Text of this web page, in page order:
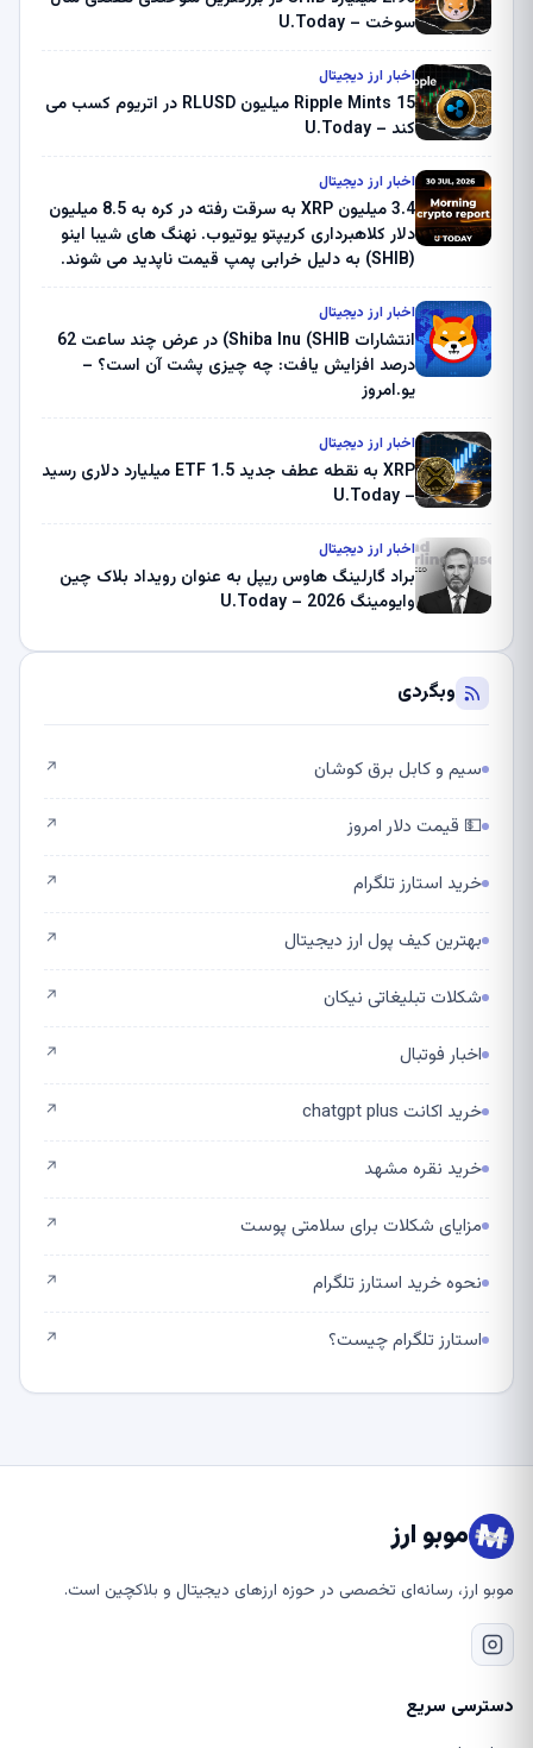
سوخت – U.Today
اخبار ارز دیجیتال
Ripple Mints 15 میلیون RLUSD در اتریوم کسب می
کند – U.Today
اخبار ارز دیجیتال
3.4 میلیون XRP به سرقت رفته در کره به 8.5 میلیون
دلار کلاهبرداری کریپتو یوتیوب. نهنگ های شیبا اینو
(SHIB) به دلیل خرابی پمپ قیمت ناپدید می شوند.
ثبت کرد – گزارش کریپتو صبح – U.Today
اخبار ارز دیجیتال
انتشارات Shiba Inu (SHIB) در عرض چند ساعت 62
درصد افزایش یافت: چه چیزی پشت آن است؟ –
یو.امروز
اخبار ارز دیجیتال
XRP به نقطه عطف جدید ETF 1.5 میلیارد دلاری رسید
– U.Today
اخبار ارز دیجیتال
براد گارلینگ هاوس ریپل به عنوان رویداد بلاک چین
وایومینگ 2026 – U.Today
وبگردی
سیم و کابل برق کوشان ↗
💵 قیمت دلار امروز ↗
خرید استارز تلگرام ↗
بهترین کیف پول ارز دیجیتال ↗
شکلات تبلیغاتی نیکان ↗
اخبار فوتبال ↗
خرید اکانت chatgpt plus ↗
خرید نقره مشهد ↗
مزایای شکلات برای سلامتی پوست ↗
نحوه خرید استارز تلگرام ↗
استارز تلگرام چیست؟ ↗
موبو ارز
موبو ارز، رسانه‌ای تخصصی در حوزه ارزهای دیجیتال و بلاکچین است.
دسترسی سریع